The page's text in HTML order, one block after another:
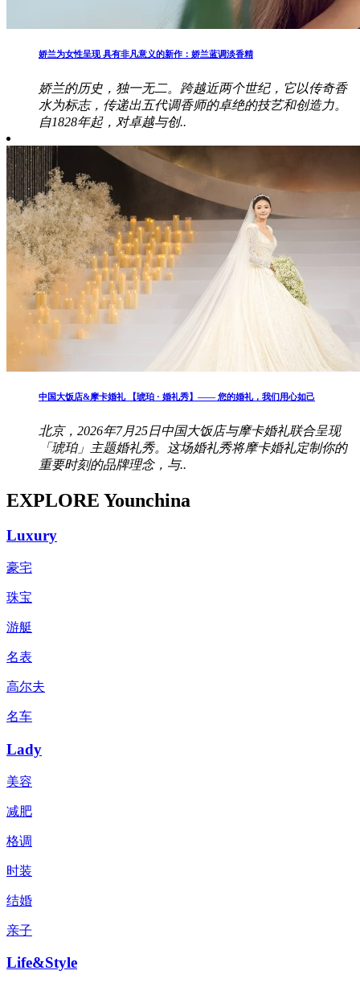
娇兰为女性呈现 具有非凡意义的新作：娇兰蓝调淡香精
娇兰的历史，独一无二。跨越近两个世纪，它以传奇香
水为标志，传递出五代调香师的卓绝的技艺和创造力。
自1828年起，对卓越与创..
中国大饭店&摩卡婚礼 【琥珀 · 婚礼秀】—— 您的婚礼，我们用心如己
北京，2026年7月25日中国大饭店与摩卡婚礼联合呈现
「琥珀」主题婚礼秀。这场婚礼秀将摩卡婚礼定制你的
重要时刻的品牌理念，与..
EXPLORE Younchina
Luxury
豪宅
珠宝
游艇
名表
高尔夫
名车
Lady
美容
减肥
格调
时装
结婚
亲子
Life&Style